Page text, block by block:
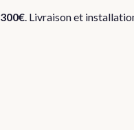
300€. Livraison et